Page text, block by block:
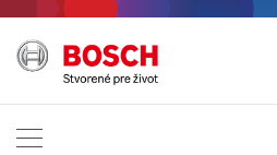
Odstúpit od zmluvy
Bosch Power Tools